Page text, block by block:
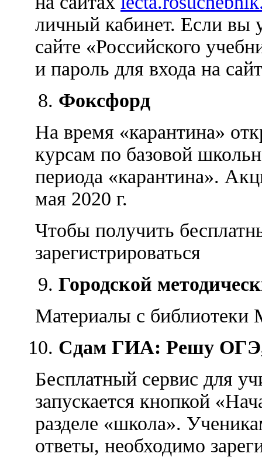
личный кабинет. Если вы
сайте «Российского
и пароль для входа на
Фоксфорд
На время «карантина»
курсам по базовой
периода «карантина».
мая 2020 г.
Чтобы получить
зарегистрироваться
Городской
Материалы с
Сдам ГИА: Решу
Бесплатный сервис для
запускается кнопкой
разделе «школа».
ответы, необходимо